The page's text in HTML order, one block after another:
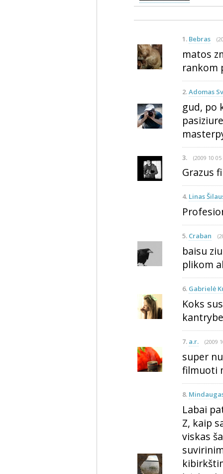
1. Bebras
matos
rankom
2.Adomas
gud, po
3. (2009 10 05
Grazus
4. Linas
5. Craban
baisu
plikom
6. Gabrielė
Koks
7. a.r. (2009
super
filmuoti
8.
Labai
Z, kaip
viskas